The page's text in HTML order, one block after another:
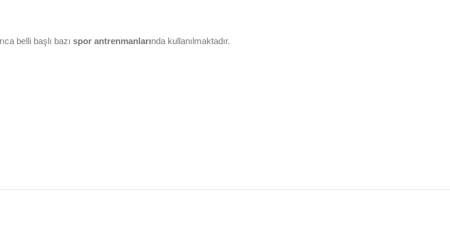
belli başlı bazı spor antrenmanlarında kullanılmaktadır.